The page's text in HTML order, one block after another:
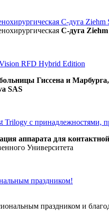
С-дуга Ziehm
С-дуга
RFD Hybrid Edition
ы Гиссена и
SAS
Trilogy с
аппарата для
Университета
праздником!
праздником и